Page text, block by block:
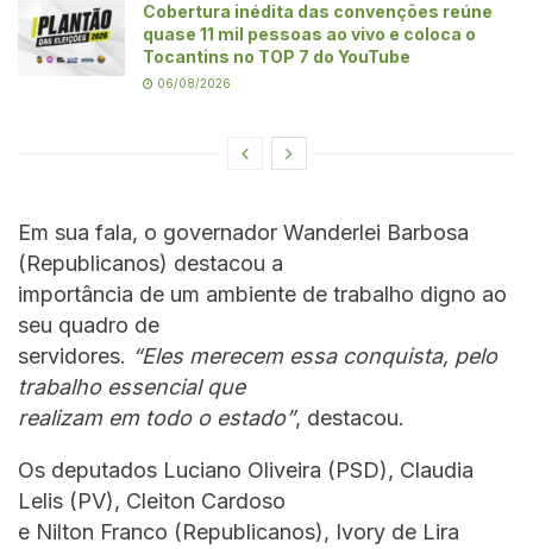
Cobertura inédita das convenções reúne
quase 11 mil pessoas ao vivo e coloca o
Tocantins no TOP 7 do YouTube
06/08/2026
Em sua fala, o governador Wanderlei Barbosa
(Republicanos) destacou a
importância de um ambiente de trabalho digno ao
seu quadro de
servidores. “Eles merecem essa conquista, pelo
trabalho essencial que
realizam em todo o estado”, destacou.
Os deputados Luciano Oliveira (PSD), Claudia
Lelis (PV), Cleiton Cardoso
e Nilton Franco (Republicanos), Ivory de Lira